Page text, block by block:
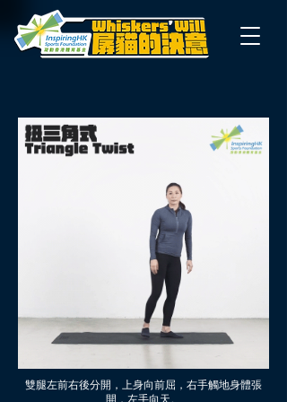
雙腿左前右後分開，上身向前屈，右手觸地身體張
開，左手向天。